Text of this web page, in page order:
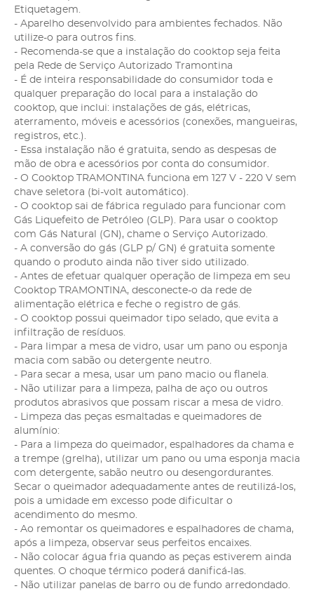
Etiquetagem.
- Aparelho desenvolvido para ambientes fechados. Não
utilize-o para outros fins.
- Recomenda-se que a instalação do cooktop seja feita
pela Rede de Serviço Autorizado Tramontina
- É de inteira responsabilidade do consumidor toda e
qualquer preparação do local para a instalação do
cooktop, que inclui: instalações de gás, elétricas,
aterramento, móveis e acessórios (conexões, mangueiras,
registros, etc.).
- Essa instalação não é gratuita, sendo as despesas de
mão de obra e acessórios por conta do consumidor.
- O Cooktop TRAMONTINA funciona em 127 V - 220 V sem
chave seletora (bi-volt automático).
- O cooktop sai de fábrica regulado para funcionar com
Gás Liquefeito de Petróleo (GLP). Para usar o cooktop
com Gás Natural (GN), chame o Serviço Autorizado.
- A conversão do gás (GLP p/ GN) é gratuita somente
quando o produto ainda não tiver sido utilizado.
- Antes de efetuar qualquer operação de limpeza em seu
Cooktop TRAMONTINA, desconecte-o da rede de
alimentação elétrica e feche o registro de gás.
- O cooktop possui queimador tipo selado, que evita a
infiltração de resíduos.
- Para limpar a mesa de vidro, usar um pano ou esponja
macia com sabão ou detergente neutro.
- Para secar a mesa, usar um pano macio ou flanela.
- Não utilizar para a limpeza, palha de aço ou outros
produtos abrasivos que possam riscar a mesa de vidro.
- Limpeza das peças esmaltadas e queimadores de
alumínio:
- Para a limpeza do queimador, espalhadores da chama e
a trempe (grelha), utilizar um pano ou uma esponja macia
com detergente, sabão neutro ou desengordurantes.
Secar o queimador adequadamente antes de reutilizá-los,
pois a umidade em excesso pode dificultar o
acendimento do mesmo.
- Ao remontar os queimadores e espalhadores de chama,
após a limpeza, observar seus perfeitos encaixes.
- Não colocar água fria quando as peças estiverem ainda
quentes. O choque térmico poderá danificá-las.
- Não utilizar panelas de barro ou de fundo arredondado.